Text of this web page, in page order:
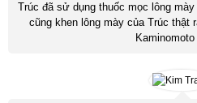
Trúc đã sử dụng thuốc mọc lông
cũng khen lông mày của Trúc